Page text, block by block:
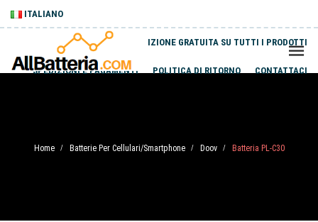
ITALIANO
SPEDIZIONE GRATUITA SU TUTTI I PRODOTTI
SPEDIZIONI E PAGAMENTI POLITICA DI RITORNO CONTATTACI
Home / Batterie Per Cellulari/Smartphone / Doov / Batteria PL-C30